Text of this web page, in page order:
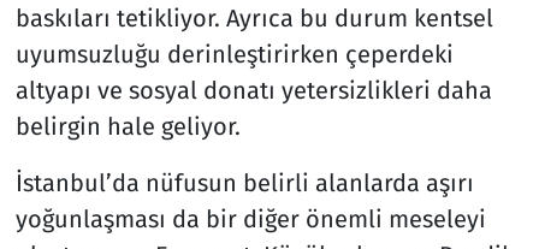
baskıları tetikliyor. Ayrıca bu durum kentsel
uyumsuzluğu derinleştirirken çeperdeki
altyapı ve sosyal donatı yetersizlikleri daha
belirgin hale geliyor.
İstanbul’da nüfusun belirli alanlarda aşırı
yoğunlaşması da bir diğer önemli meseleyi